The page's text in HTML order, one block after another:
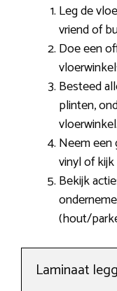
Leg de
vriend of
Doe een
Besteed
plinten,
vloerwinkel.
Neem een
vinyl of
Bekijk
(hout/
Laminaat